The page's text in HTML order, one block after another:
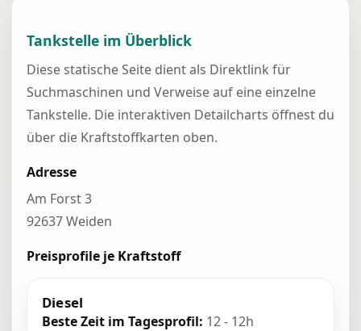
Tankstelle im Überblick
Diese statische Seite dient als Direktlink für
Suchmaschinen und Verweise auf eine einzelne
Tankstelle. Die interaktiven Detailcharts öffnest du
über die Kraftstoffkarten oben.
Adresse
Am Forst 3
92637 Weiden
Preisprofile je Kraftstoff
Diesel
Beste Zeit im Tagesprofil: 12 - 12h